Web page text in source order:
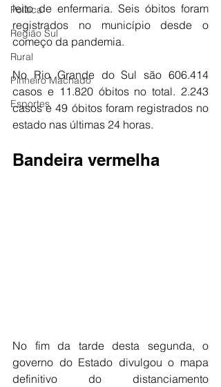
Política
Região Sul
Rural
Pinheiro Machado
Esportes
leito de enfermaria. Seis óbitos foram
registrados no município desde o
começo da pandemia.
No Rio Grande do Sul são 606.414
casos e 11.820 óbitos no total. 2.243
casos e 49 óbitos foram registrados no
estado nas últimas 24 horas.
Bandeira vermelha
No fim da tarde desta segunda, o
governo do Estado divulgou o mapa
definitivo do distanciamento